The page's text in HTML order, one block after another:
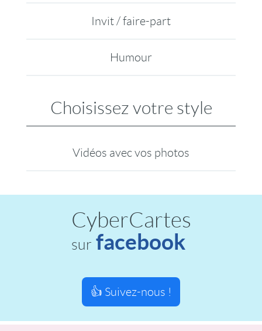
Invit / faire-part
Humour
Choisissez votre style
Vidéos avec vos photos
CyberCartes
sur facebook
👍 Suivez-nous !